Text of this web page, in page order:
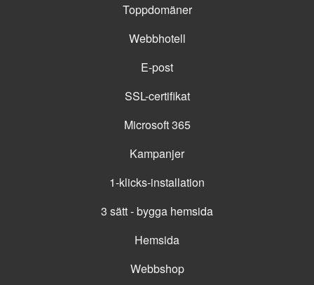
Toppdomäner
Webbhotell
E-post
SSL-certifikat
Microsoft 365
Kampanjer
1-klicks-installation
3 sätt - bygga hemsida
Hemsida
Webbshop